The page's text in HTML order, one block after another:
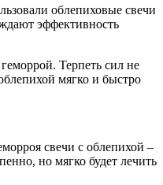
облепиховые свечи
эффективность
Терпеть сил не
мягко и быстро
свечи с облепихой –
но мягко будет лечить